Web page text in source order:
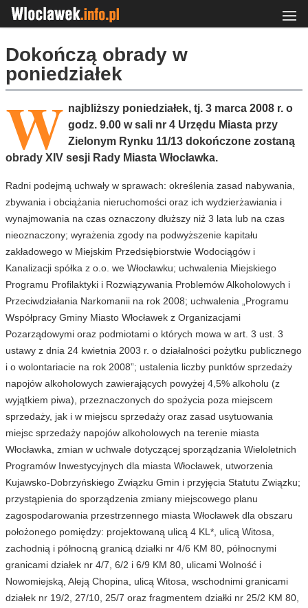
Dokończą obrady w
poniedziałek
W najbliższy poniedziałek, tj. 3 marca 2008 r. o
godz. 9.00 w sali nr 4 Urzędu Miasta przy
Zielonym Rynku 11/13 dokończone zostaną
obrady XIV sesji Rady Miasta Włocławka.
Radni podejmą uchwały w sprawach: określenia zasad nabywania,
zbywania i obciążania nieruchomości oraz ich wydzierżawiania i
wynajmowania na czas oznaczony dłuższy niż 3 lata lub na czas
nieoznaczony; wyrażenia zgody na podwyższenie kapitału
zakładowego w Miejskim Przedsiębiorstwie Wodociągów i
Kanalizacji spółka z o.o. we Włocławku; uchwalenia Miejskiego
Programu Profilaktyki i Rozwiązywania Problemów Alkoholowych i
Przeciwdziałania Narkomanii na rok 2008; uchwalenia „Programu
Współpracy Gminy Miasto Włocławek z Organizacjami
Pozarządowymi oraz podmiotami o których mowa w art. 3 ust. 3
ustawy z dnia 24 kwietnia 2003 r. o działalności pożytku publicznego
i o wolontariacie na rok 2008”; ustalenia liczby punktów sprzedaży
napojów alkoholowych zawierających powyżej 4,5% alkoholu (z
wyjątkiem piwa), przeznaczonych do spożycia poza miejscem
sprzedaży, jak i w miejscu sprzedaży oraz zasad usytuowania
miejsc sprzedaży napojów alkoholowych na terenie miasta
Włocławka, zmian w uchwale dotyczącej sporządzania Wieloletnich
Programów Inwestycyjnych dla miasta Włocławek, utworzenia
Kujawsko-Dobrzyńskiego Związku Gmin i przyjęcia Statutu Związku;
przystąpienia do sporządzenia zmiany miejscowego planu
zagospodarowania przestrzennego miasta Włocławek dla obszaru
położonego pomiędzy: projektowaną ulicą 4 KL*, ulicą Witosa,
zachodnią i północną granicą działki nr 4/6 KM 80, północnymi
granicami działek nr 4/7, 6/2 i 6/9 KM 80, ulicami Wolność i
Nowomiejską, Aleją Chopina, ulicą Witosa, wschodnimi granicami
działek nr 19/2, 27/10, 25/7 oraz fragmentem działki nr 25/2 KM 80,